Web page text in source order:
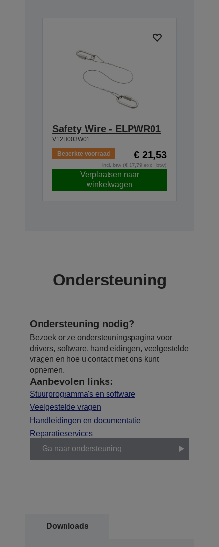
Safety Wire - ELPWR01
V12H003W01
Beperkte voorraad € 21,53
incl. btw (€ 17,79 excl. btw)
Verplaatsen naar
winkelwagen
Ondersteuning
Ondersteuning nodig?
Bezoek onze ondersteuningspagina voor
drivers, software, handleidingen, veelgestelde
vragen en hoe u contact met ons kunt
opnemen.
Aanbevolen links:
Stuurprogramma's en software
Veelgestelde vragen
Handleidingen en documentatie
Reparatieservices
Ga naar ondersteuning
Downloads